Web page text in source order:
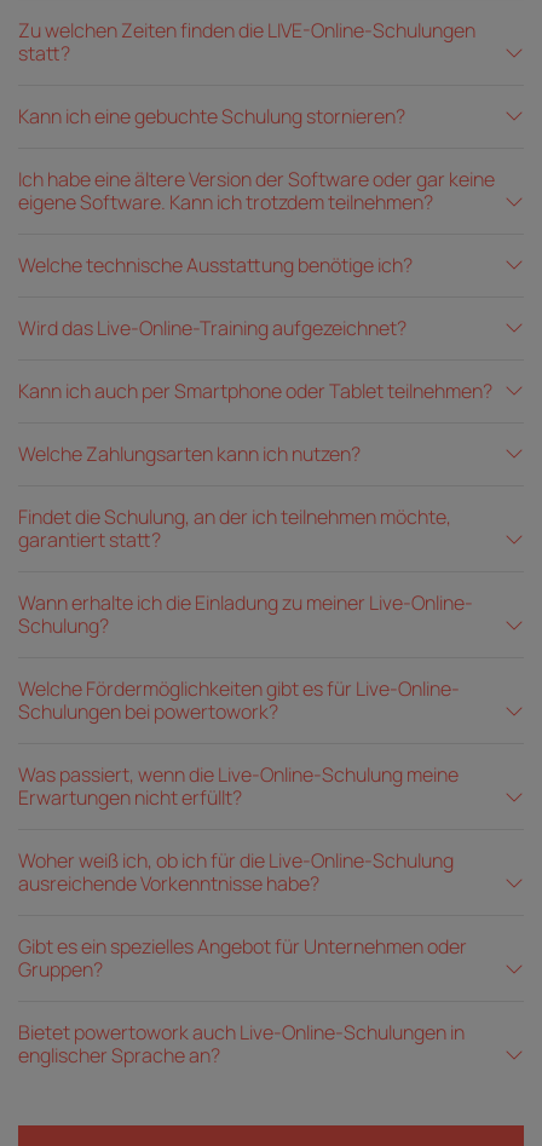
Zu welchen Zeiten finden die LIVE-Online-Schulungen
statt?
Kann ich eine gebuchte Schulung stornieren?
Ich habe eine ältere Version der Software oder gar keine
eigene Software. Kann ich trotzdem teilnehmen?
Welche technische Ausstattung benötige ich?
Wird das Live-Online-Training aufgezeichnet?
Kann ich auch per Smartphone oder Tablet teilnehmen?
Welche Zahlungsarten kann ich nutzen?
Findet die Schulung, an der ich teilnehmen möchte,
garantiert statt?
Wann erhalte ich die Einladung zu meiner Live-Online-
Schulung?
Welche Fördermöglichkeiten gibt es für Live-Online-
Schulungen bei powertowork?
Was passiert, wenn die Live-Online-Schulung meine
Erwartungen nicht erfüllt?
Woher weiß ich, ob ich für die Live-Online-Schulung
ausreichende Vorkenntnisse habe?
Gibt es ein spezielles Angebot für Unternehmen oder
Gruppen?
Bietet powertowork auch Live-Online-Schulungen in
englischer Sprache an?